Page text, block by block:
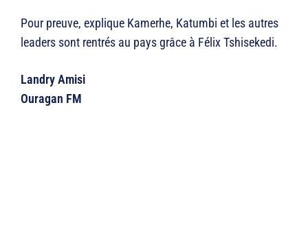
Pour preuve, explique Kamerhe, Katumbi et les autres
leaders sont rentrés au pays grâce à Félix Tshisekedi.
Landry Amisi
Ouragan FM